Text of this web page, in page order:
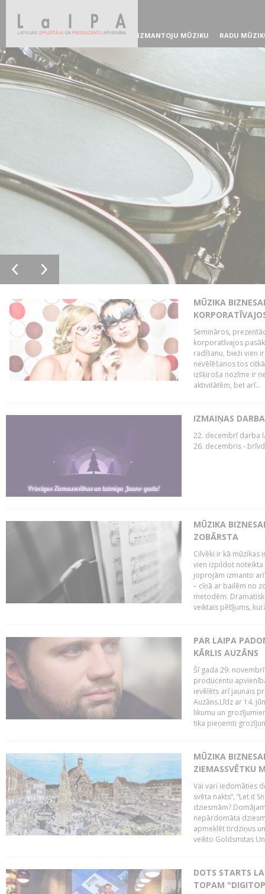
IZMANTOJU MŪZIKU RADU
MŪZIKA
Semināros,
korporatīvajos
radīšanu, bieži vien
nevēlēšanos tos
izšķiroša nozīme ir
aktivitātēm, bet arī...
IZMAIŅAS
22. decembrī darba
26. decembris -
MŪZIKA
ZOBĀRSTA
Cilvēki ir kā mūzikas
vien izpildot noteikta
joprojām izmanto
– cīņā ar bailēm no
metodēm.
veiktais pētījums,
PAR LAIPA
KĀRLIS AUZĀNS
Šī gada 29.
producentu
ievēlēts arī jaunais
Auzāns.Līdz ar 14.
likumu un
tika pieņemti
MŪZIKA
ZIEMASSVĒTKU
Vai vari iedomāties
svēta nakts“, “Let it
dziesmām?
nepārdomāta
apmeklēt tirdziņus
veikto Goldsmitas
DOTS STARTS
TOPAM